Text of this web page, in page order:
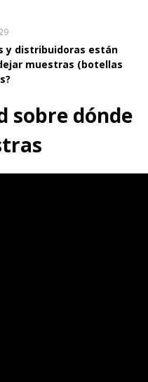
y distribuidoras están
muestras (botellas
sobre dónde